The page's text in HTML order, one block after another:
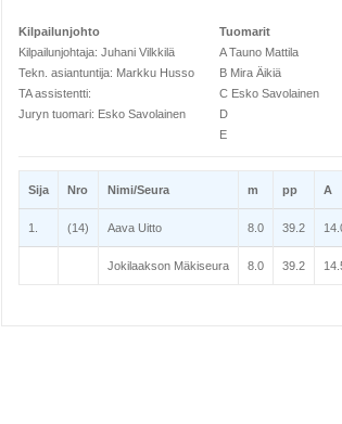
Kilpailunjohto
Kilpailunjohtaja: Juhani Vilkkilä
Tekn. asiantuntija: Markku Husso
TA assistentti:
Juryn tuomari: Esko Savolainen
Tuomarit
A Tauno Mattila
B Mira Äikiä
C Esko Savolainen
D
E
Sija Nro Nimi/Seura m pp A
1. (14) Aava Uitto 8.0 39.2
Jokilaakson Mäkiseura 8.0 39.2